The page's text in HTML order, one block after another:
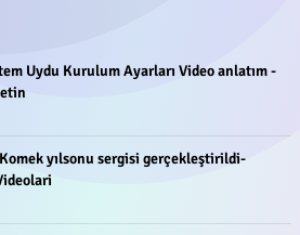
Uydu Kurulum Ayarları Video anlatım -
yılsonu sergisi gerçekleştirildi-